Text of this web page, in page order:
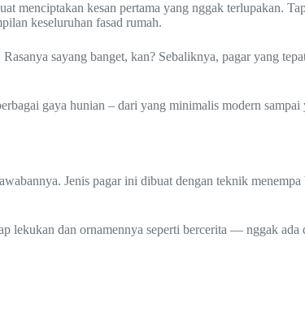
menciptakan kesan pertama yang nggak terlupakan.
keseluruhan fasad rumah.
sayang banget, kan? Sebaliknya, pagar yang
gaya hunian – dari yang minimalis modern
Jenis pagar ini dibuat dengan teknik
lekukan dan ornamennya seperti bercerita — nggak ada